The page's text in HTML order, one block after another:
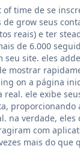
of time de se
grow seus
reais) e ter
de 6.000
seu site. eles
mostrar
on a página
real. ele exibe
proporcionando
na verdade, eles
com
mais do que